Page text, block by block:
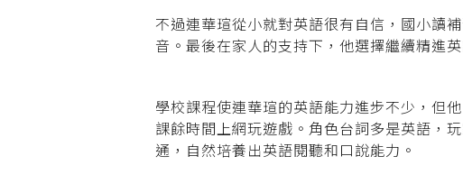
不過連華瑄從小就對英語很有自信，國小讀
音。最後在家人的支持下，他選擇繼續精進
學校課程使連華瑄的英語能力進步不少，但
課餘時間上網玩遊戲。角色台詞多是英語，
通，自然培養出英語閱聽和口說能力。